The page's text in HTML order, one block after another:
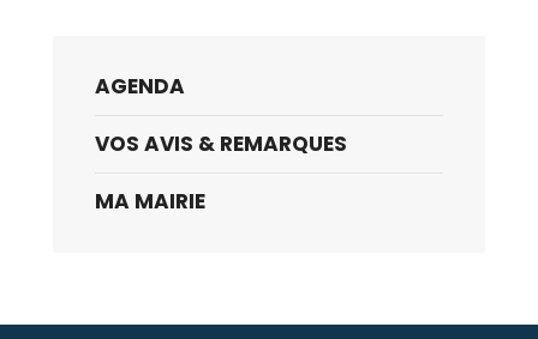
AGENDA
VOS AVIS & REMARQUES
MA MAIRIE